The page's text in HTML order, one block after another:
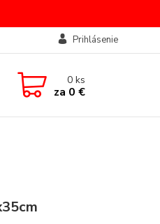
Prihlásenie
0ks
za 0 €